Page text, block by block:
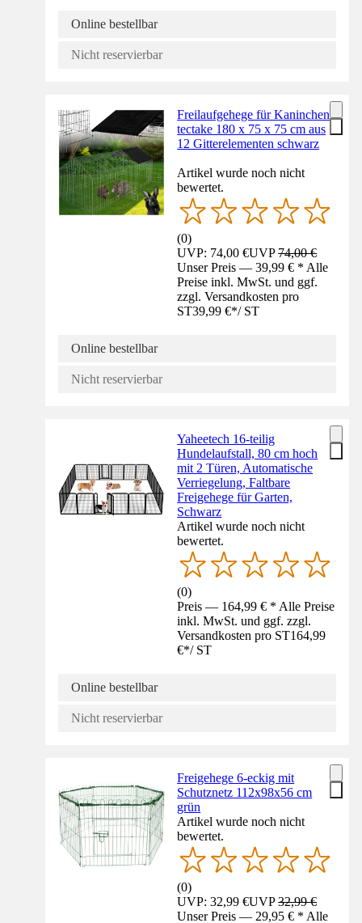
Online bestellbar
Nicht reservierbar
Freilaufgehege für Kaninchen
tectake 180 x 75 x 75 cm aus
12 Gitterelementen schwarz
Artikel wurde noch nicht
bewertet.
(0)
UVP: 74,00 €UVP74,00 €
Unser Preis — 39,99 € * Alle
Preise inkl. MwSt. und ggf.
zzgl. Versandkosten pro
ST39,99 €*/ ST
Online bestellbar
Nicht reservierbar
Yaheetech 16-teilig
Hundelaufstall, 80 cm hoch
mit 2 Türen, Automatische
Verriegelung, Faltbare
Freigehege für Garten,
Schwarz
Artikel wurde noch nicht
bewertet.
(0)
Preis — 164,99 € * Alle Preise
inkl. MwSt. und ggf. zzgl.
Versandkosten pro ST164,99
€*/ ST
Online bestellbar
Nicht reservierbar
Freigehege 6-eckig mit
Schutznetz 112x98x56 cm
grün
Artikel wurde noch nicht
bewertet.
(0)
UVP: 32,99 €UVP32,99 €
Unser Preis — 29,95 € * Alle